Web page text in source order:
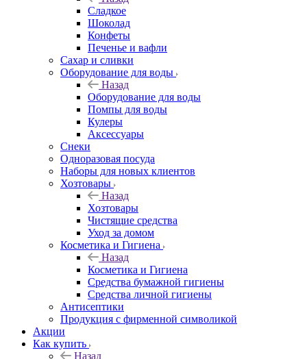
Сладкое
Шоколад
Конфеты
Печенье и вафли
Сахар и сливки
Оборудование для воды
Назад
Оборудование для воды
Помпы для воды
Кулеры
Аксессуары
Снеки
Одноразовая посуда
Наборы для новых клиентов
Хозтовары
Назад
Хозтовары
Чистящие средства
Уход за домом
Косметика и Гигиена
Назад
Косметика и Гигиена
Средства бумажной гигиены
Средства личной гигиены
Антисептики
Продукция с фирменной символикой
Акции
Как купить
Назад